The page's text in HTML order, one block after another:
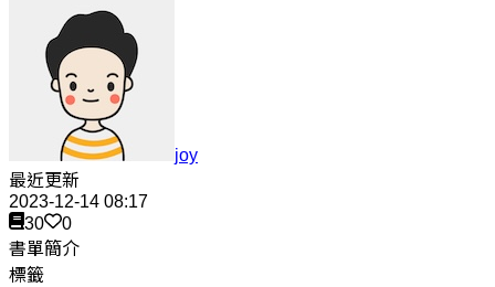
joy
最近更新
2023-12-14 08:17
30
0
書單簡介
標籤